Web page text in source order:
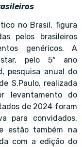
no Brasil, figura
pelos brasileiros
genéricos. A
pelo 5º ano
pesquisa anual do
S.Paulo, realizada
levantamento do
de 2024 foram
para convidados,
estão também na
com a edição do